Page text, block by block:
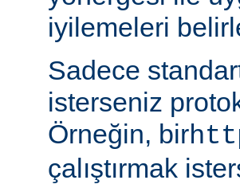
iyilemeleri
Sadece
isterseniz
Örneğin, bir
çalıştırmak